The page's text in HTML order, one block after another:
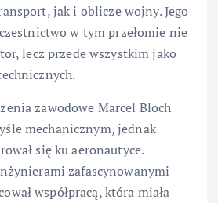
jak i oblicze wojny. Jego
w tym przełomie nie
lecz przede wszystkim jako
zawodowe Marcel Bloch
mechanicznym, jednak
się ku aeronautyce.
zafascynowanymi
współpracą, która miała